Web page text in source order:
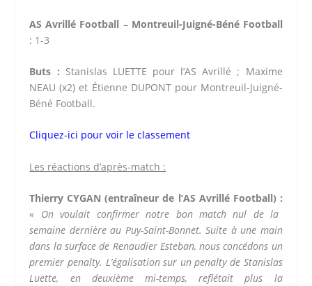
AS Avrillé Football –Montreuil-Juigné-Béné Football
: 1-3
Buts : Stanislas LUETTE pour l’AS Avrillé ; Maxime
NEAU (x2) et Étienne DUPONT pour Montreuil-Juigné-
Béné Football.
Cliquez-ici pour voir le classement
Les réactions d’après-match :
Thierry CYGAN (entraîneur de l’AS Avrillé Football) :
« On voulait confirmer notre bon match nul de la
semaine dernière au Puy-Saint-Bonnet. Suite à une main
dans la surface de Renaudier Esteban, nous concédons un
premier penalty. L’égalisation sur un penalty de Stanislas
Luette, en deuxième mi-temps, reflétait plus la